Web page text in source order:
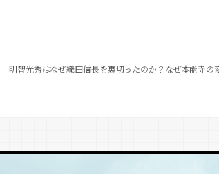
明智光秀はなぜ織田信長を裏切ったのか？なぜ本能寺の